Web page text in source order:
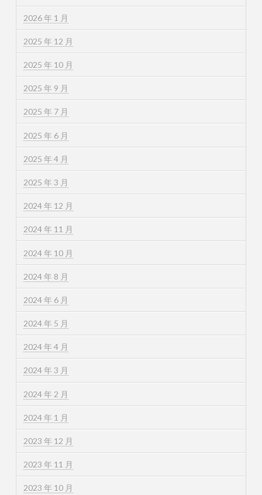
2026 年 1 月
2025 年 12 月
2025 年 10 月
2025 年 9 月
2025 年 7 月
2025 年 6 月
2025 年 4 月
2025 年 3 月
2024 年 12 月
2024 年 11 月
2024 年 10 月
2024 年 8 月
2024 年 6 月
2024 年 5 月
2024 年 4 月
2024 年 3 月
2024 年 2 月
2024 年 1 月
2023 年 12 月
2023 年 11 月
2023 年 10 月